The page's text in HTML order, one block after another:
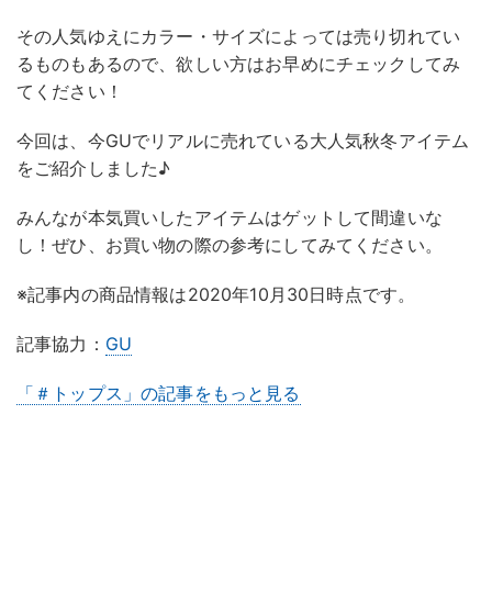
その人気ゆえにカラー・サイズによっては売り切れてい
るものもあるので、欲しい方はお早めにチェックしてみ
てください！
今回は、今GUでリアルに売れている大人気秋冬アイテム
をご紹介しました♪
みんなが本気買いしたアイテムはゲットして間違いな
し！ぜひ、お買い物の際の参考にしてみてください。
※記事内の商品情報は2020年10月30日時点です。
記事協力： GU
「＃トップス」の記事をもっと見る